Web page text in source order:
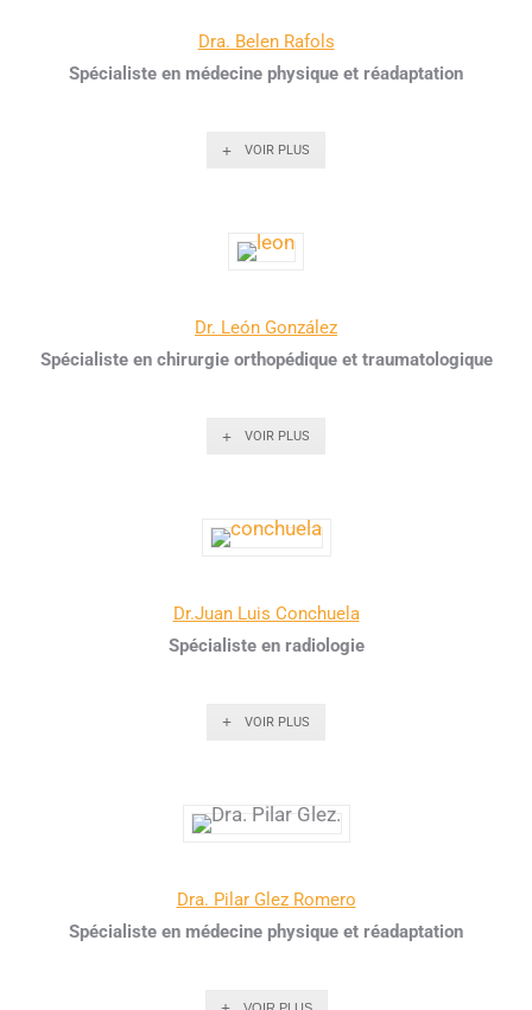
Dra. Belen Rafols
Spécialiste en médecine physique et réadaptation
VOIR PLUS
Dr. León González
Spécialiste en chirurgie orthopédique et traumatologique
VOIR PLUS
Dr.Juan Luis Conchuela
Spécialiste en radiologie
VOIR PLUS
Dra. Pilar Glez Romero
Spécialiste en médecine physique et réadaptation